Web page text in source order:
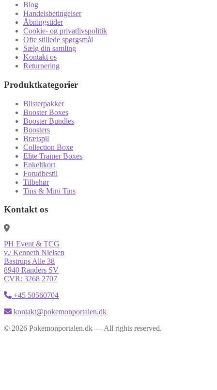
Blog
Handelsbetingelser
Åbningstider
Cookie- og privatlivspolitik
Ofte stillede spørgsmål
Sælg din samling
Kontakt os
Returnering
Produktkategorier
Blisterpakker
Booster Boxes
Booster Bundles
Boosters
Brætspil
Collection Boxe
Elite Trainer Boxes
Enkeltkort
Forudbestil
Tilbehør
Tins & Mini Tins
Kontakt os
PH Event & TCG
v./ Kenneth Nielsen
Bastrups Alle 38
8940 Randers SV
CVR: 3268 2707
+45 50560704
kontakt@pokemonportalen.dk
© 2026 Pokemonportalen.dk — All rights reserved.